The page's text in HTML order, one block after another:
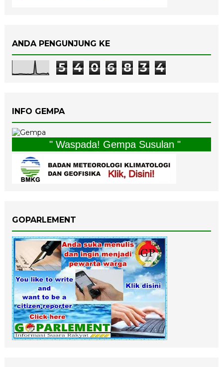
ANDA PENGUNJUNG KE
5 4 0 6 8 3 4
INFO GEMPA
" Waspada! Gempa Susulan "
GOPARLEMENT